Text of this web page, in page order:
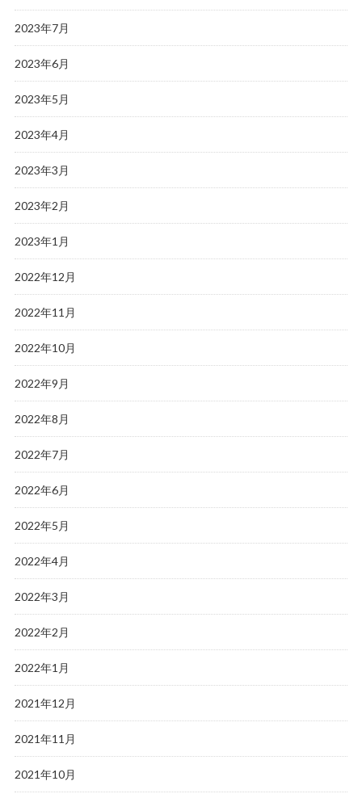
2023年7月
2023年6月
2023年5月
2023年4月
2023年3月
2023年2月
2023年1月
2022年12月
2022年11月
2022年10月
2022年9月
2022年8月
2022年7月
2022年6月
2022年5月
2022年4月
2022年3月
2022年2月
2022年1月
2021年12月
2021年11月
2021年10月